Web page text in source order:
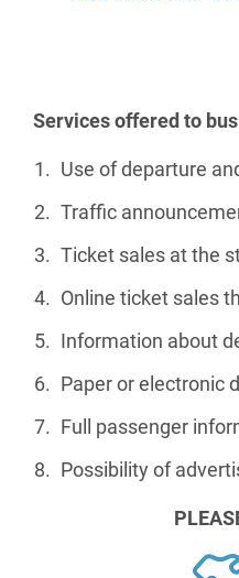
Services offered to
Use of departure
Traffic
Ticket sales at the
Online ticket sales
Information about
Paper or electronic
Full passenger
Possibility of